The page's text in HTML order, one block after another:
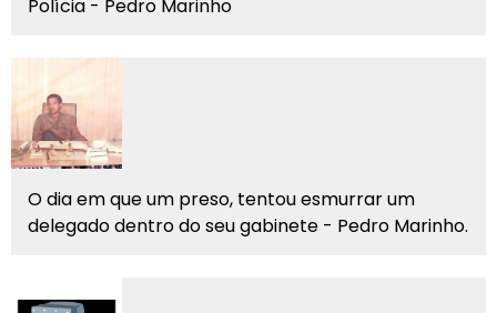
Polícia - Pedro Marinho
O dia em que um preso, tentou esmurrar um
delegado dentro do seu gabinete - Pedro Marinho.